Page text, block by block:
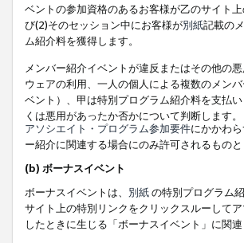
ベントの参加資格のあるお客様が乙のサイト
び(2)そのセッション中にお客様が別紙記載の
ム紹介料を獲得します。
メンバー紹介イベントが違反またはその他の
ウェアの利用、一人の個人による複数のメン
ベント）、甲は特別プログラム紹介料を支払
くは悪用があったか否かについて判断します。
アソシエイト・プログラム参加要件にかかわら
ー紹介に関連する場合にのみ許可されるものと
(b) ボーナスイベント
ボーナスイベントは、 別紙の特別プログラム
サイト上の特別リンクをクリックスルーして
したときに生じる「ボーナスイベント」に関